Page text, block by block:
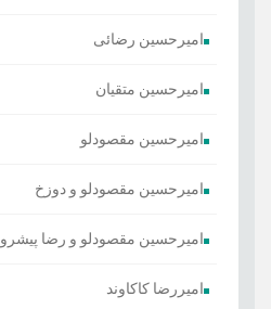
امیرحسین رضائی
امیرحسین متقیان
امیرحسین مقصودلو
امیرحسین مقصودلو و دوزخ
امیرحسین مقصودلو و رضا پیشرو
امیررضا کاکاوند